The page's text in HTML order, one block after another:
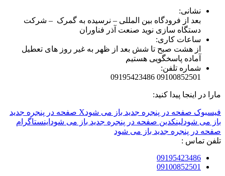
نشانی:
بعد از فرودگاه بین المللی – نرسیده به گمرک – شرکت
دستگاه سازی نوید صنعت آذر فناوران
ساعات کاری:
از هشت صبح تا شش بعد از ظهر به غیر روز های تعطیل
آماده پاسخگویی هستیم
شماره تلفن:
09100852501 09195423486
مارا در اینجا پیدا کنید:
فیسبوک صفحه در پنجره جدید باز می شود
X صفحه در پنجره جدید
باز می شودلینکدین صفحه در پنجره جدید باز می شود اینستاگرام
صفحه در پنجره جدید باز می شود
تلفن تماس :
09195423486
09100852501